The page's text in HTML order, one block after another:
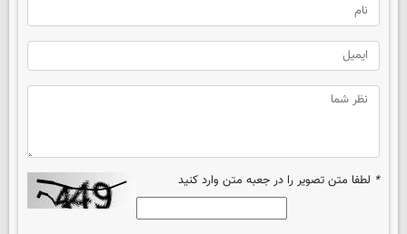
* لطفا متن تصویر را در جعبه متن وارد کنید